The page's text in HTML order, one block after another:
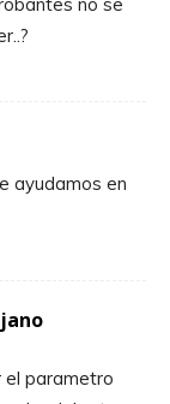
ayudamos en
el parametro